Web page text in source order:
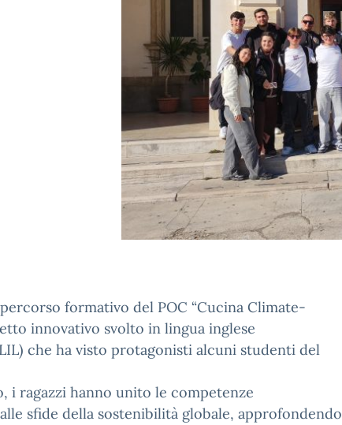
formativo del POC “Cucina Climate-
innovativo svolto in lingua inglese
che ha visto protagonisti alcuni studenti del
i ragazzi hanno unito le competenze
sfide della sostenibilità globale, approfondendo